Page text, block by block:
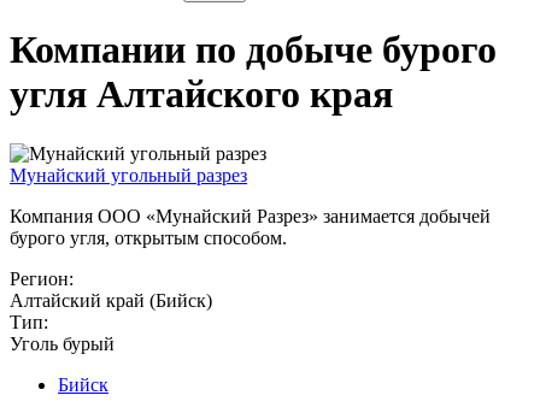
Компании по добыче бурого
угля Алтайского края
Мунайский угольный разрез
Компания ООО «Мунайский Разрез» занимается добычей
бурого угля, открытым способом.
Регион:
Алтайский край (Бийск)
Тип:
Уголь бурый
Бийск